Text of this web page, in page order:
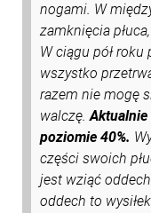
nogami. W
zamknięcia
W ciągu pół roku
wszystko
razem nie mogę
walczę.Aktualnie
poziomie 40%.
części swoich
jest wziąć
oddech to